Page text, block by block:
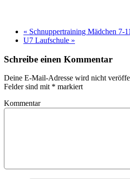
« Schnuppertraining Mädchen 7-
U7 Laufschule »
Schreibe einen Kommentar
Deine E-Mail-Adresse wird nicht
Felder sind mit * markiert
Kommentar